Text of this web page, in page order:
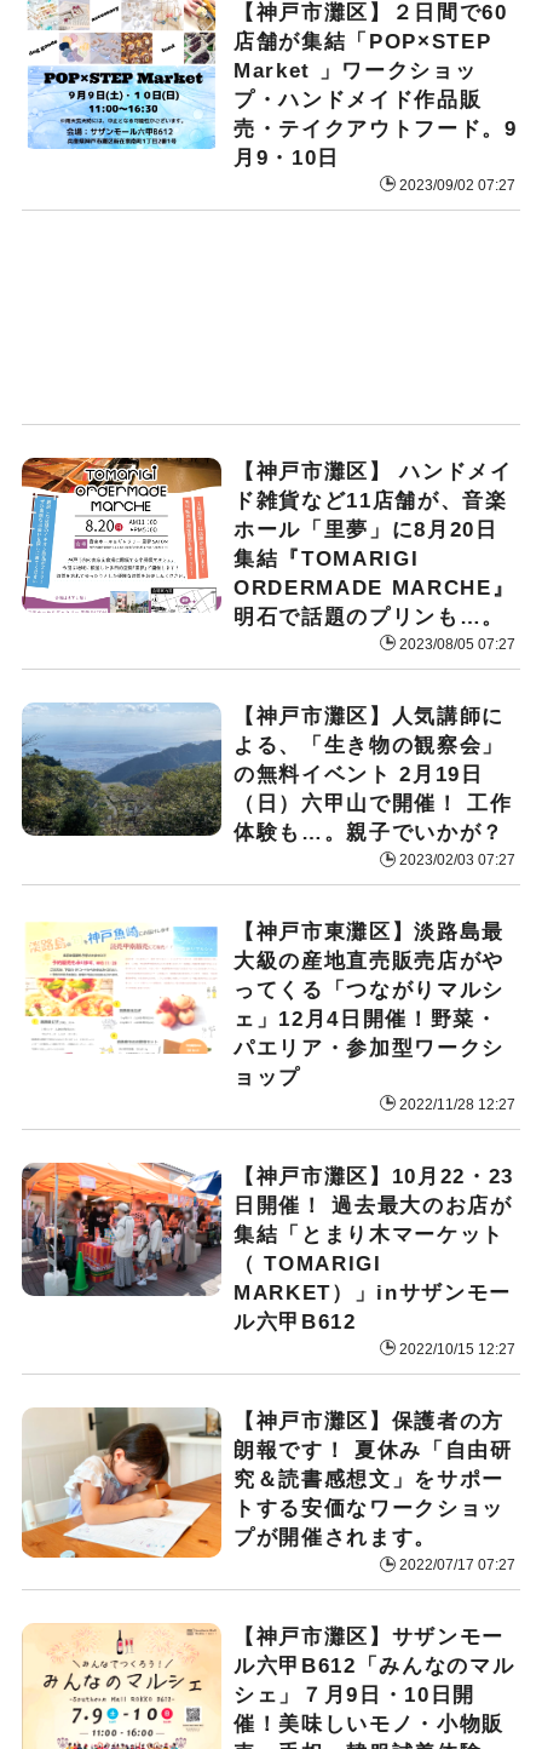
【神戸市灘区】２日間で60
店舗が集結「POP×STEP
Market 」ワークショッ
プ・ハンドメイド作品販
売・テイクアウトフード。9
月9・10日
2023/09/02 07:27
【神戸市灘区】 ハンドメイ
ド雑貨など11店舗が、音楽
ホール「里夢」に8月20日
集結『TOMARIGI
ORDERMADE MARCHE』
明石で話題のプリンも…。
2023/08/05 07:27
【神戸市灘区】人気講師に
よる、「生き物の観察会」
の無料イベント 2月19日
（日）六甲山で開催！ 工作
体験も…。親子でいかが？
2023/02/03 07:27
【神戸市東灘区】淡路島最
大級の産地直売販売店がや
ってくる「つながりマルシ
ェ」12月4日開催！野菜・
パエリア・参加型ワークシ
ョップ
2022/11/28 12:27
【神戸市灘区】10月22・23
日開催！ 過去最大のお店が
集結「とまり木マーケット
（ TOMARIGI
MARKET）」inサザンモー
ル六甲B612
2022/10/15 12:27
【神戸市灘区】保護者の方
朗報です！ 夏休み「自由研
究＆読書感想文」をサポー
トする安価なワークショッ
プが開催されます。
2022/07/17 07:27
【神戸市灘区】サザンモー
ル六甲B612「みんなのマル
シェ」７月9日・10日開
催！美味しいモノ・小物販